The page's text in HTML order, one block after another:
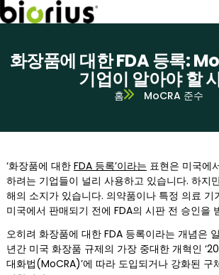
화장품에 대한 FDA 등록:
기업이 알아야 할
홈 MoCRA 준수
‘화장품에 대한 FDA 등록’이라는 표현은 미국에
하려는 기업들이 널리 사용하고 있습니다. 하지
해의 소지가 있습니다. 의약품이나 특정 의료 기
미국에서 판매되기 전에 FDA의 시판 전 승인을
오히려 화장품에 대한 FDA 등록이라는 개념은
년간 미국 화장품 규제의 가장 중대한 개혁인
대화법(MoCRA)’에 따라 도입되거나 강화된 구